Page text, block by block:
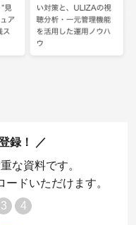
録！
な資料です。
ドいただけます。
3 4